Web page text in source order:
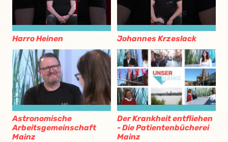
Harro Heinen Johannes Krzeslack
Astronomische
Arbeitsgemeinschaft
Mainz
Der Krankheit entfliehen
- Die Patientenbücherei
Mainz